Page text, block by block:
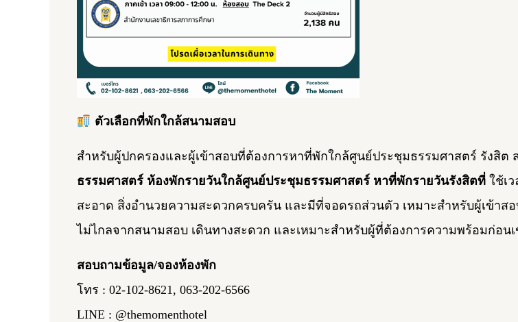
ตัวเลือกที่พักใกล้สนามสอบ
สำหรับผู้ปกครองและผู้เข้าสอบที่ต้องการหาที่พักใกล้ศูนย์ประชุมธรรมศาสตร์ รังสิต
ธรรมศาสตร์ ห้องพักรายวันใกล้ศูนย์ประชุมธรรมศาสตร์ หาที่พักรายวันรังสิตที่ ใช้เ
สะอาด สิ่งอำนวยความสะดวกครบครัน และมีที่จอดรถส่วนตัว เหมาะสำหรับผู้เข้าส
ไม่ไกลจากสนามสอบ เดินทางสะดวก และเหมาะสำหรับผู้ที่ต้องการความพร้อมก่อน
สอบถามข้อมูล/จองห้องพัก
โทร : 02-102-8621, 063-202-6566
LINE : @themomenthotel